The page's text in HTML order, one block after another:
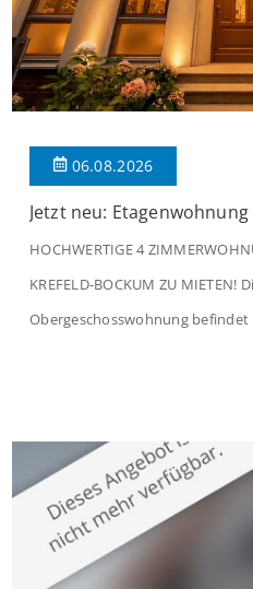
06.08.2026
Jetzt neu:
HOCHWERTIGE 4
KREFELD-BOCKUM ZU MIETEN!
Obergeschosswohnung
großzügige Räume und eine
modernen Wohnkomfort mit
verbindet. Der […]